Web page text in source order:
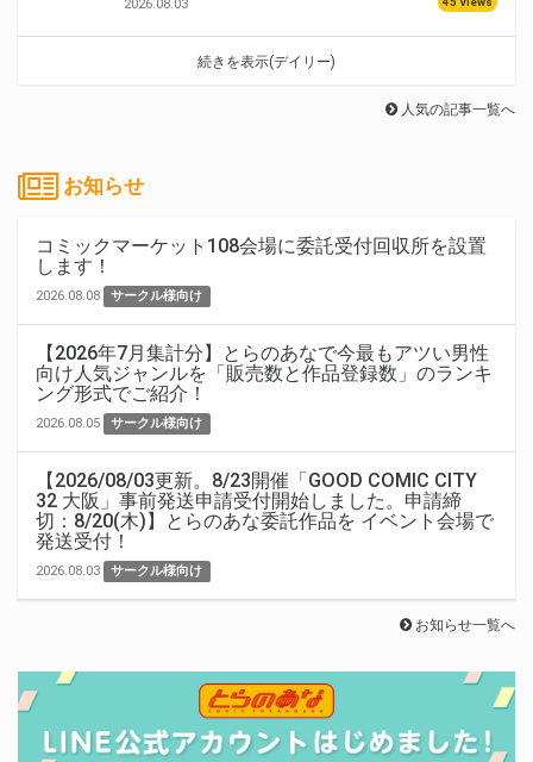
2026.08.03
続きを表示(デイリー)
人気の記事一覧へ
お知らせ
コミックマーケット108会場に委託受付回収所を設置
します！
2026.08.08 サークル様向け
【2026年7月集計分】とらのあなで今最もアツい男性
向け人気ジャンルを「販売数と作品登録数」のランキ
ング形式でご紹介！
2026.08.05 サークル様向け
【2026/08/03更新。8/23開催「GOOD COMIC CITY
32 大阪」事前発送申請受付開始しました。申請締
切：8/20(木)】とらのあな委託作品を イベント会場で
発送受付！
2026.08.03 サークル様向け
お知らせ一覧へ